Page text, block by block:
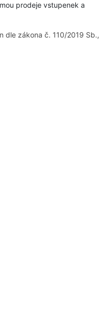
prodeje vstupenek a
dle zákona č. 110/2019 Sb.,